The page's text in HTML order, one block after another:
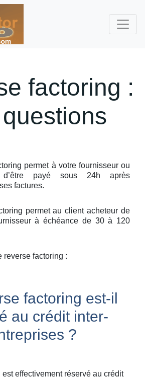
factoring :
permet à votre fournisseur ou
d’être payé sous 24h après
factures.
permet au client acheteur de
à échéance de 30 à 120
reverse factoring :
factoring est-il
au crédit inter-
?
est effectivement réservé au crédit